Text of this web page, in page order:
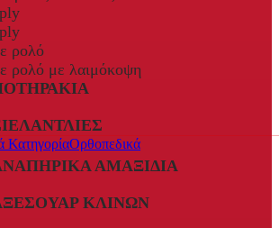
ρολό
ρολό με λαιμόκοψη
Ορθοπεδικά
ΑΜΑΞΊΔΙΑ
ΚΛΙΝΏΝ